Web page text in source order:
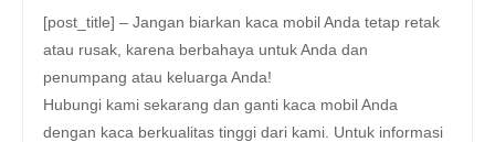
[post_title] – Jangan biarkan kaca mobil Anda tetap retak
atau rusak, karena berbahaya untuk Anda dan
penumpang atau keluarga Anda!
Hubungi kami sekarang dan ganti kaca mobil Anda
dengan kaca berkualitas tinggi dari kami. Untuk informasi